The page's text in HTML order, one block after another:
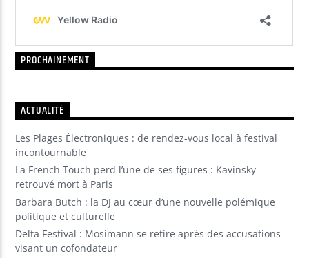
PROCHAINEMENT
ACTUALITÉ
Les Plages Électroniques : de rendez-vous local à festival
incontournable
La French Touch perd l’une de ses figures : Kavinsky
retrouvé mort à Paris
Barbara Butch : la DJ au cœur d’une nouvelle polémique
politique et culturelle
Delta Festival : Mosimann se retire après des accusations
visant un cofondateur